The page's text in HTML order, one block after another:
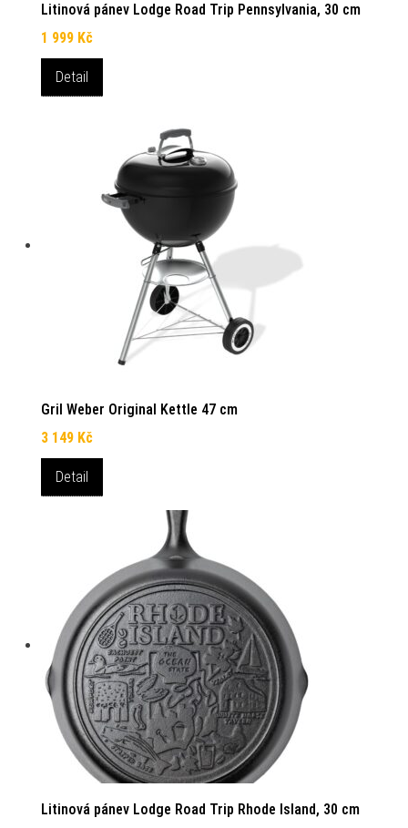
Litinová pánev Lodge Road Trip Pennsylvania, 30 cm
1 999 Kč
Detail
Gril Weber Original Kettle 47 cm
3 149 Kč
Detail
Litinová pánev Lodge Road Trip Rhode Island, 30 cm